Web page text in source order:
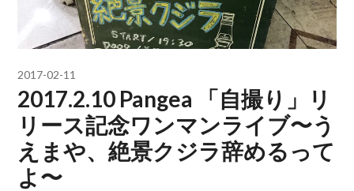
2017-02-11
2017.2.10 Pangea 「自撮り」リ
リース記念ワンマンライブ〜う
えまや、絶景クジラ辞めるって
よ〜